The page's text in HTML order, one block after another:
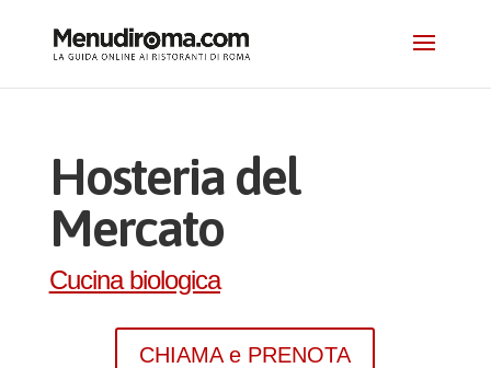
Hosteria del
Mercato
Cucina biologica
CHIAMA e PRENOTA